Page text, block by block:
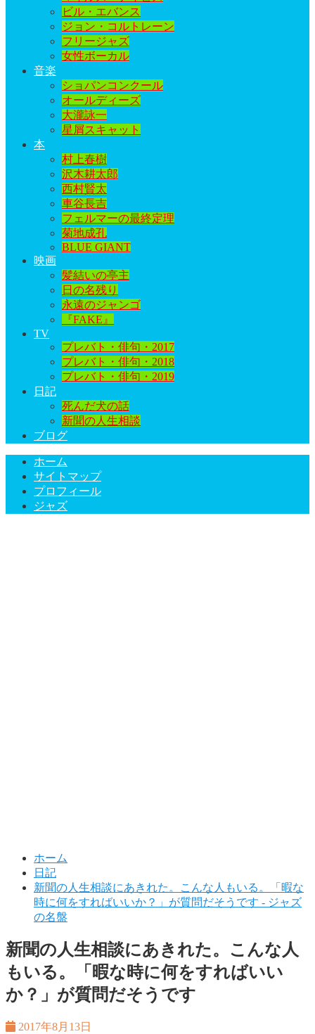
ビル・エバンス
ジョン・コルトレーン
フリージャズ
女性ボーカル
音楽
ショパンコンクール
オールディーズ
大瀧詠一
星屑スキャット
本
村上春樹
沢木耕太郎
西村賢太
車谷長吉
フェルマーの最終定理
菊地成孔
BLUE GIANT
映画
髪結いの亭主
日の名残り
永遠のジャンゴ
『FAKE』
TV
プレバト・俳句・2017
プレバト・俳句・2018
プレバト・俳句・2019
日記
死んだ犬の話
新聞の人生相談
ブログ
ホーム
サイトマップ
プロフィール
ジャズ
ホーム
日記
新聞の人生相談にあきれた。こんな人もいる。「暇な
時に何をすればいいか？」が質問だそうです - ジャズ
の名盤
新聞の人生相談にあきれた。こんな人
もいる。「暇な時に何をすればいい
か？」が質問だそうです
2017年8月13日